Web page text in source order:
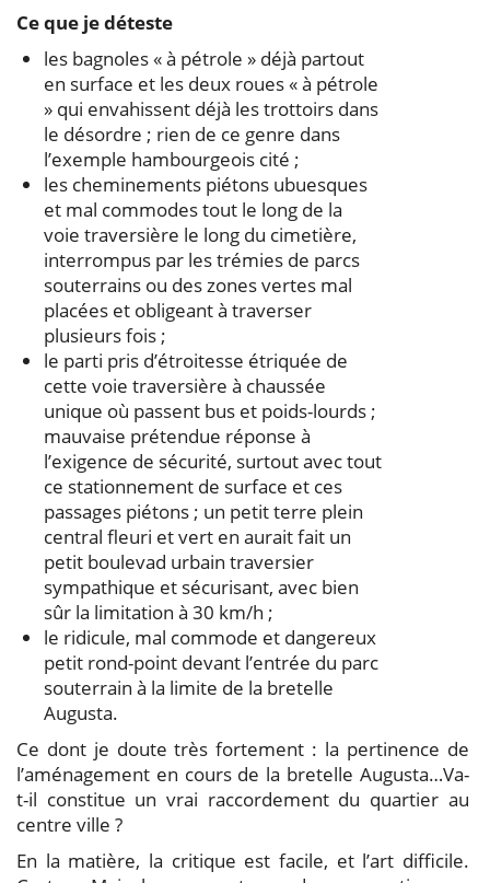
Ce que je déteste
les bagnoles « à pétrole » déjà partout
en surface et les deux roues « à pétrole
» qui envahissent déjà les trottoirs dans
le désordre ; rien de ce genre dans
l’exemple hambourgeois cité ;
les cheminements piétons ubuesques
et mal commodes tout le long de la
voie traversière le long du cimetière,
interrompus par les trémies de parcs
souterrains ou des zones vertes mal
placées et obligeant à traverser
plusieurs fois ;
le parti pris d’étroitesse étriquée de
cette voie traversière à chaussée
unique où passent bus et poids-lourds ;
mauvaise prétendue réponse à
l’exigence de sécurité, surtout avec tout
ce stationnement de surface et ces
passages piétons ; un petit terre plein
central fleuri et vert en aurait fait un
petit boulevad urbain traversier
sympathique et sécurisant, avec bien
sûr la limitation à 30 km/h ;
le ridicule, mal commode et dangereux
petit rond-point devant l’entrée du parc
souterrain à la limite de la bretelle
Augusta.
Ce dont je doute très fortement : la pertinence de
l’aménagement en cours de la bretelle Augusta…Va-
t-il constitue un vrai raccordement du quartier au
centre ville ?
En la matière, la critique est facile, et l’art difficile.